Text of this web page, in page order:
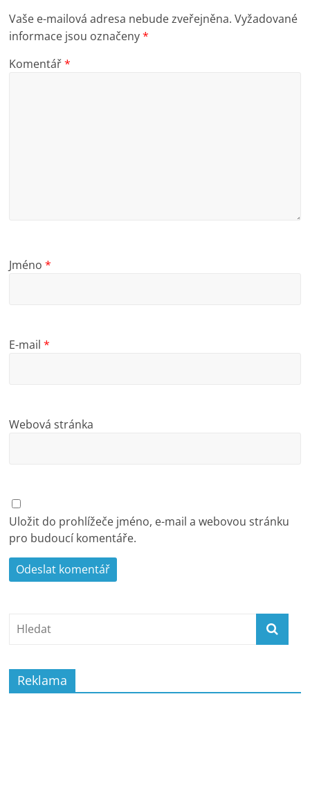
Vaše e-mailová adresa nebude zveřejněna. Vyžadované
informace jsou označeny*
Komentář*
Jméno*
E-mail*
Webová stránka
Uložit do prohlížeče jméno, e-mail a webovou stránku
pro budoucí komentáře.
Reklama